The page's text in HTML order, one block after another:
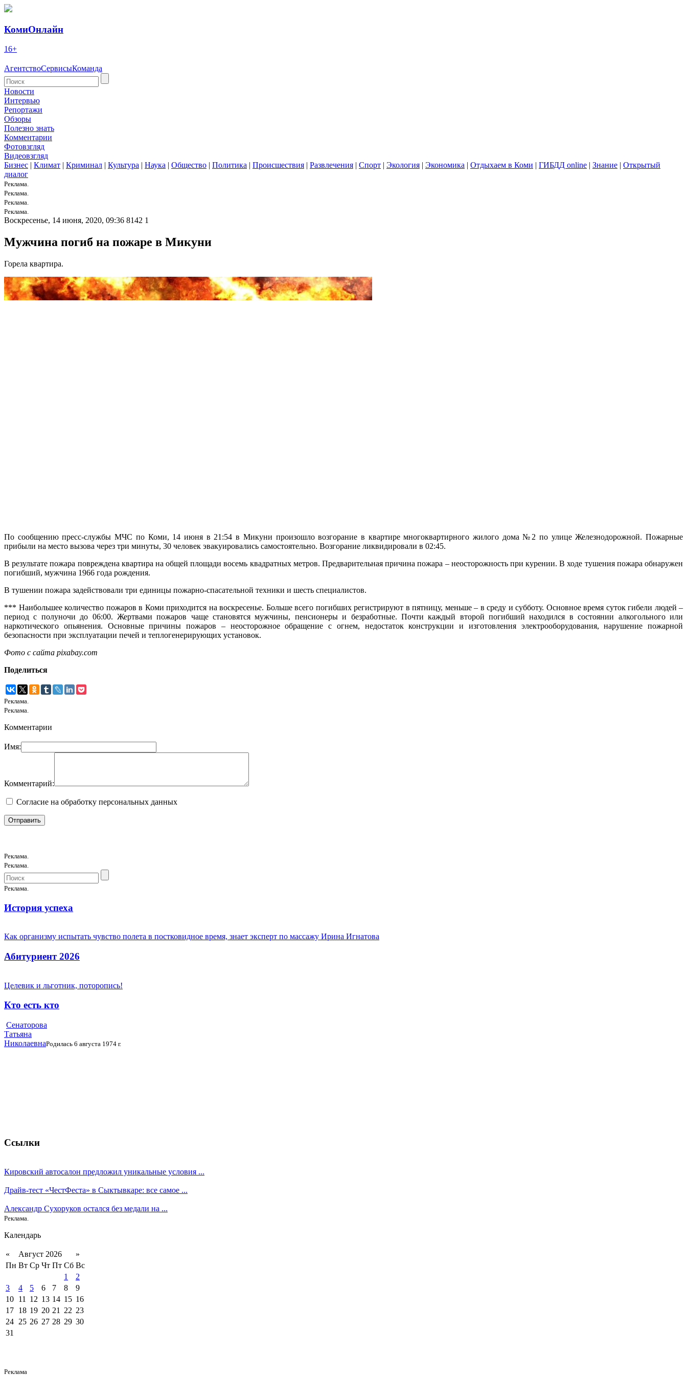
КомиОнлайн
16+
АгентствоСервисыКоманда
Новости
Интервью
Репортажи
Обзоры
Полезно знать
Комментарии
Фотовзгляд
Видеовзгляд
Бизнес | Климат | Криминал | Культура | Наука | Общество | Политика | Происшествия | Развлечения | Спорт | Экология | Экономика | Отдыхаем в Коми | ГИБДД online | Знание | Открытый
диалог
Реклама.
Реклама.
Реклама.
Реклама.
Воскресенье, 14 июня, 2020, 09:36 8142 1
Мужчина погиб на пожаре в Микуни
Горела квартира.
По сообщению пресс-службы МЧС по Коми, 14 июня в 21:54 в Микуни произошло возгорание в квартире многоквартирного жилого дома №2 по улице Железнодорожной. Пожарные
прибыли на место вызова через три минуты, 30 человек эвакуировались самостоятельно. Возгорание ликвидировали в 02:45.
В результате пожара повреждена квартира на общей площади восемь квадратных метров. Предварительная причина пожара – неосторожность при курении. В ходе тушения пожара обнаружен
погибший, мужчина 1966 года рождения.
В тушении пожара задействовали три единицы пожарно-спасательной техники и шесть специалистов.
*** Наибольшее количество пожаров в Коми приходится на воскресенье. Больше всего погибших регистрируют в пятницу, меньше – в среду и субботу. Основное время суток гибели людей –
период с полуночи до 06:00. Жертвами пожаров чаще становятся мужчины, пенсионеры и безработные. Почти каждый второй погибший находился в состоянии алкогольного или
наркотического опьянения. Основные причины пожаров – неосторожное обращение с огнем, недостаток конструкции и изготовления электрооборудования, нарушение пожарной
безопасности при эксплуатации печей и теплогенерирующих установок.
Фото с сайта pixabay.com
Поделиться
Реклама.
Реклама.
Комментарии
Имя:
Комментарий:
Согласие на обработку персональных данных
Реклама.
Реклама.
Реклама.
История успеха
Как организму испытать чувство полета в постковидное время, знает эксперт по массажу Ирина Игнатова
Абитуриент 2026
Целевик и льготник, поторопись!
Кто есть кто
Сенаторова
Татьяна
НиколаевнаРодилась 6 августа 1974 г.
Ссылки
Кировский автосалон предложил уникальные условия ...
Драйв-тест «ЧестФеста» в Сыктывкаре: все самое ...
Александр Сухоруков остался без медали на ...
Реклама.
Календарь
« Август 2026
»
Пн Вт Ср Чт Пт Сб Вс
1
2
3
4 5 6 7 8
9
10 11 12 13 14 15 16
17 18 19 20 21 22 23
24 25 26 27 28 29 30
31
Реклама